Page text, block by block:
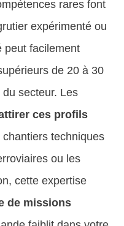
rares font
expérimenté ou
peut facilement
de 20 à 30
secteur. Les
ces profils
techniques
ou les
cette expertise
de missions